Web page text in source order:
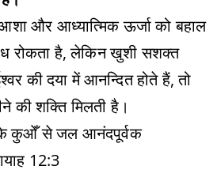
और आध्यात्मिक ऊर्जा को बहाल
रोकता है, लेकिन खुशी सशक्त
की दया में आनन्दित होते हैं, तो
की शक्ति मिलती है।
के कुओँ से जल आनंदपूर्वक
12:3